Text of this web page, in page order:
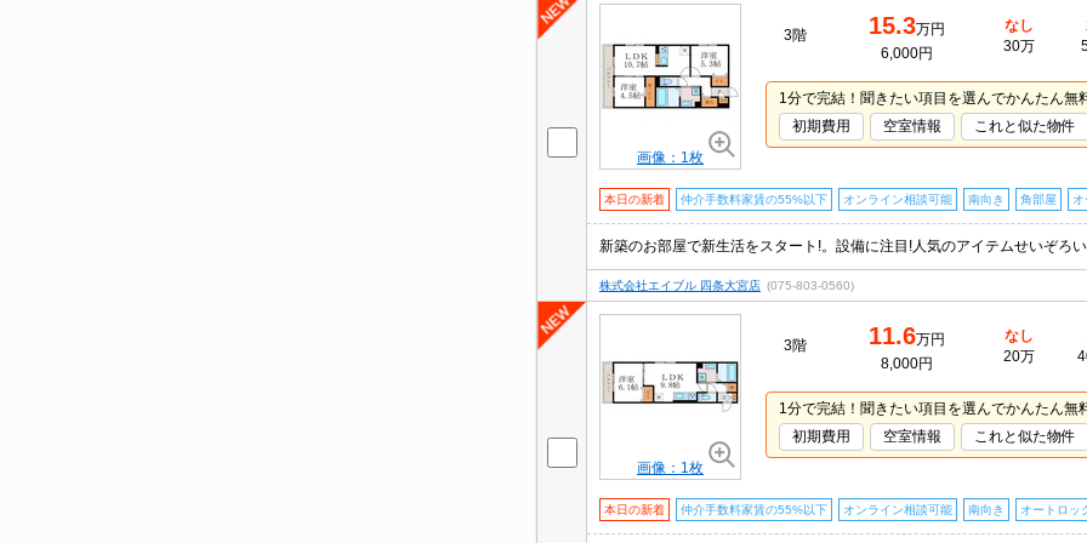
画像：1枚
3階 15.3万円
6,000円
なし
30万
1分で完結！聞きたい項目を選んでかんたん無
初期費用
空室情報 これと似た物件
本日の新着 仲介手数料家賃の55%以下 オンライン相談可能 南向き 角部屋
株式会社エイブル 四条大宮店 (075-803-0560)
画像：1枚
3階 11.6万円
8,000円
なし
20万
1分で完結！聞きたい項目を選んでかんたん無
初期費用
空室情報 これと似た物件
本日の新着 仲介手数料家賃の55%以下 オンライン相談可能 南向き オートロッ